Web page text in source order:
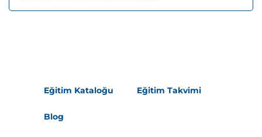
Eğitim Kataloğu Eğitim Takvimi
Blog